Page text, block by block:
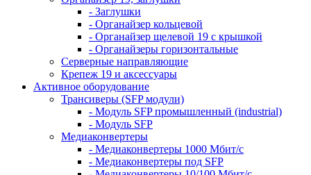
- Заглушки
- Органайзер кольцевой
- Органайзер щелевой 19 с крышкой
- Органайзеры горизонтальные
Серверные направляющие
Крепеж 19 и аксессуары
Активное оборудование
Трансиверы (SFP модули)
- Модуль SFP промышленный (industrial)
- Модуль SFP
Медиаконвертеры
- Медиаконвертеры 1000 Мбит/с
- Медиаконвертеры под SFP